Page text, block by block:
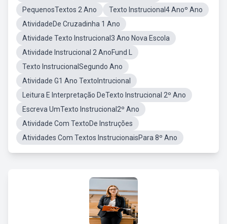
PequenosTextos 2 Ano
Texto Instrucional4 Anoº Ano
AtividadeDe Cruzadinha 1 Ano
Atividade Texto Instrucional3 Ano Nova Escola
Atividade Instrucional 2 AnoFund L
Texto InstrucionalSegundo Ano
Atividade G1 Ano TextoIntrucional
Leitura E Interpretação DeTexto Instrucional 2º Ano
Escreva UmTexto Instrucional2º Ano
Atividade Com TextoDe Instruções
Atividades Com Textos InstrucionaisPara 8º Ano